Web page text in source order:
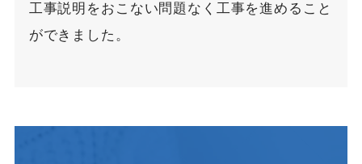
工事説明をおこない問題なく工事を進めること
ができました。